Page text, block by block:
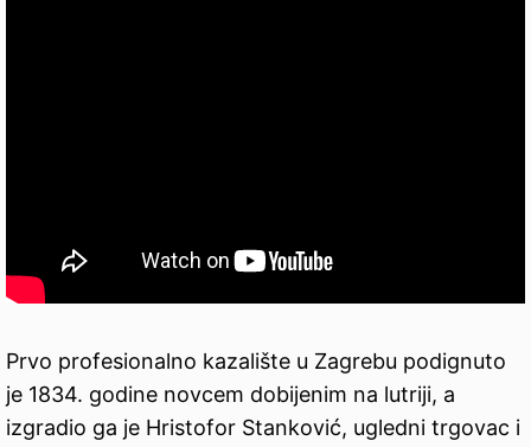
Prvo profesionalno kazalište u Zagrebu podignuto
je 1834. godine novcem dobijenim na lutriji, a
izgradio ga je Hristofor Stanković, ugledni trgovac i